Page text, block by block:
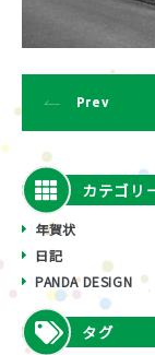
Prev
カテゴリ
年賀状
日記
PANDA DESIGN
タグ